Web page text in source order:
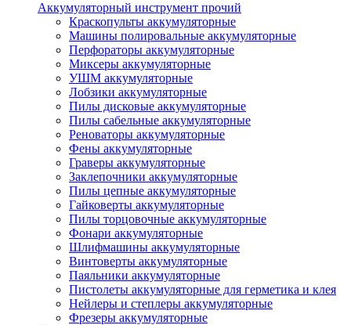
Аккумуляторный инструмент прочий
Краскопульты аккумуляторные
Машины полировальные аккумуляторные
Перфораторы аккумуляторные
Миксеры аккумуляторные
УШМ аккумуляторные
Лобзики аккумуляторные
Пилы дисковые аккумуляторные
Пилы сабельные аккумуляторные
Реноваторы аккумуляторные
Фены аккумуляторные
Граверы аккумуляторные
Заклепочники аккумуляторные
Пилы цепные аккумуляторные
Гайковерты аккумуляторные
Пилы торцовочные аккумуляторные
Фонари аккумуляторные
Шлифмашины аккумуляторные
Винтоверты аккумуляторные
Паяльники аккумуляторные
Пистолеты аккумуляторные для герметика и клея
Нейлеры и степлеры аккумуляторные
Фрезеры аккумуляторные